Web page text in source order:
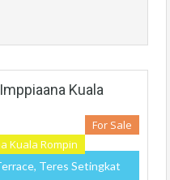
Kuala
Kuala Rompin
For Sale
Teres Setingkat